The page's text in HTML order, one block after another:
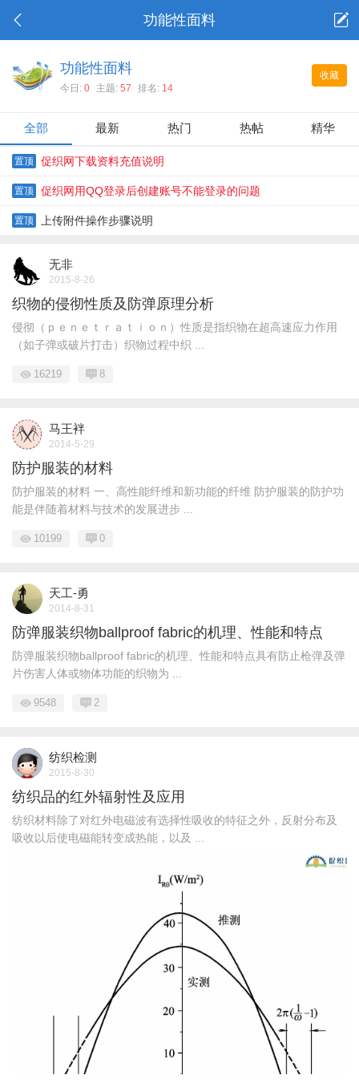
功能性面料
收藏
功能性面料
今日: 0 主题: 57 排名: 14
全部 最新 热门 热帖 精华
置顶 促织网下载资料充值说明
置顶 促织网用QQ登录后创建账号不能登录的问题
置顶 上传附件操作步骤说明
无非
2015-8-26
织物的侵彻性质及防弹原理分析
侵彻（ｐｅｎｅｔｒａｔｉｏｎ）性质是指织物在超高速应力作用
（如子弹或破片打击）织物过程中织 ...
16219 8
马王袢
2014-5-29
防护服装的材料
防护服装的材料 一、高性能纤维和新功能的纤维 防护服装的防护功
能是伴随着材料与技术的发展进步 ...
10199 0
天工-勇
2014-8-31
防弹服装织物ballproof fabric的机理、性能和特点
防弹服装织物ballproof fabric的机理、性能和特点具有防止枪弹及弹
片伤害人体或物体功能的织物为 ...
9548 2
纺织检测
2015-8-30
纺织品的红外辐射性及应用
纺织材料除了对红外电磁波有选择性吸收的特征之外，反射分布及
吸收以后使电磁能转变成热能，以及 ...